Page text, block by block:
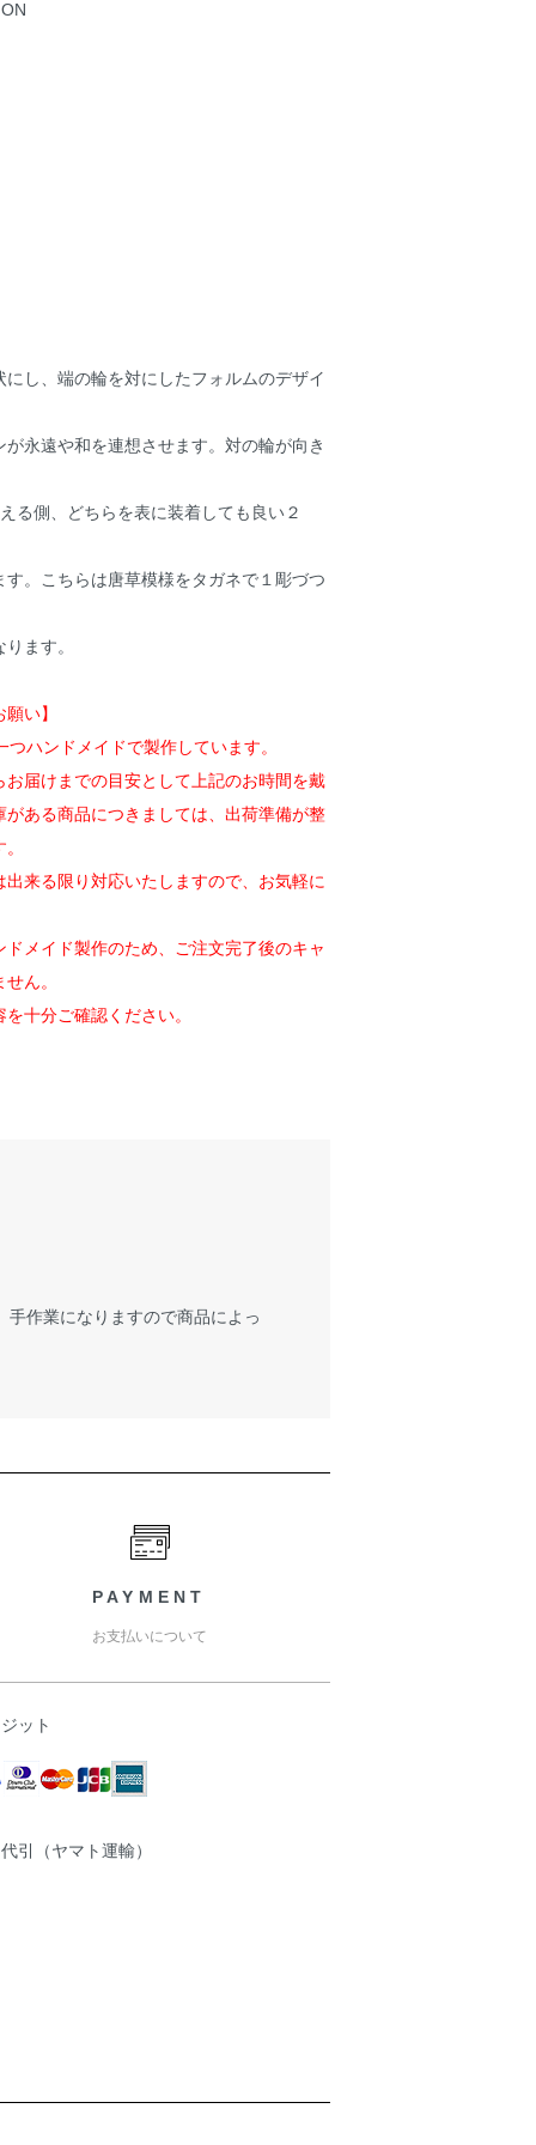
し、端の輪を対にしたフォルムのデザイ
永遠や和を連想させます。対の輪が向き
る側、どちらを表に装着しても良い２
。こちらは唐草模様をタガネで１彫づつ
ます。
い】
ハンドメイドで製作しています。
お届けまでの目安として上記のお時間を戴
がある商品につきましては、出荷準備が整
来る限り対応いたしますので、お気軽に
メイド製作のため、ご注文完了後のキャ
ん。
十分ご確認ください。
作業になりますので商品によっ
PAYMENT
お支払いについて
ット
引（ヤマト運輸）